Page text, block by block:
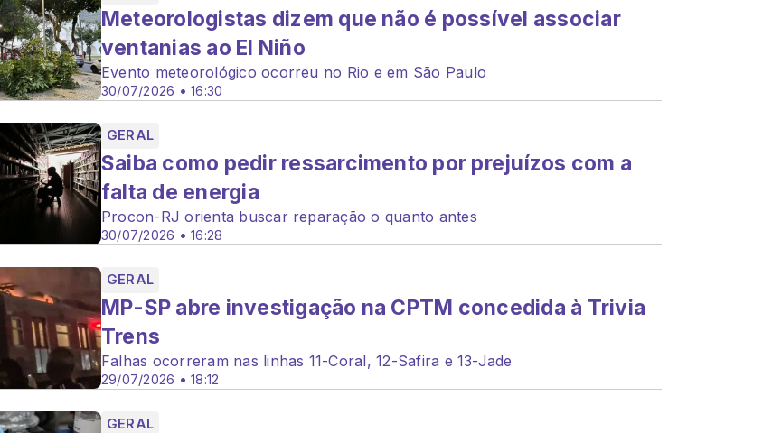
30/07/2026 • 16:30
Meteorologistas dizem que não é possível associar
ventanias ao El Niño
Evento meteorológico ocorreu no Rio e em São Paulo
GERAL
30/07/2026 • 16:28
Saiba como pedir ressarcimento por prejuízos com a
falta de energia
Procon-RJ orienta buscar reparação o quanto antes
GERAL
29/07/2026 • 18:12
MP-SP abre investigação na CPTM concedida à Trivia
Trens
Falhas ocorreram nas linhas 11-Coral, 12-Safira e 13-Jade
GERAL